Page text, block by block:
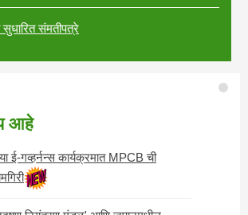
सुधारित संमतीपत्रे
आहे
ई-गव्हर्नन्स कार्यक्रमात MPCB ची